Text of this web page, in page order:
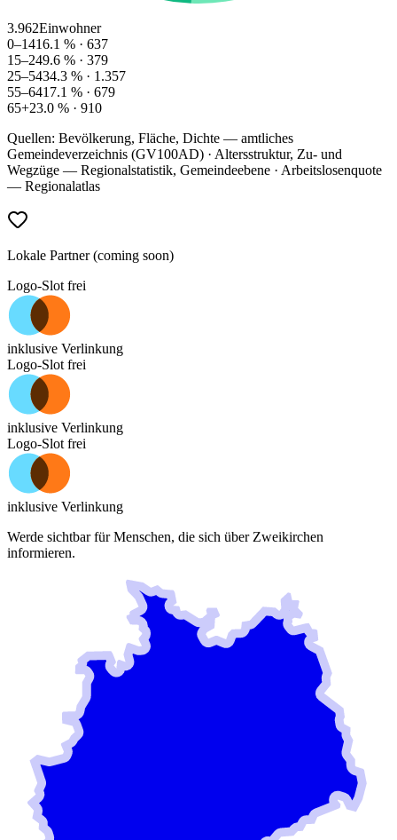
3.962Einwohner
0–1416.1 % · 637
15–249.6 % · 379
25–5434.3 % · 1.357
55–6417.1 % · 679
65+23.0 % · 910
Quellen: Bevölkerung, Fläche, Dichte — amtliches
Gemeindeverzeichnis (GV100AD) · Altersstruktur, Zu- und
Wegzüge — Regionalstatistik, Gemeindeebene · Arbeitslosenquote
— Regionalatlas
Lokale Partner (coming soon)
Logo-Slot frei
inklusive Verlinkung
Logo-Slot frei
inklusive Verlinkung
Logo-Slot frei
inklusive Verlinkung
Werde sichtbar für Menschen, die sich über Zweikirchen
informieren.